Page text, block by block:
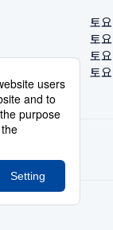
토
토
토
토